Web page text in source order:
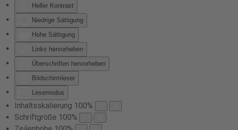
Heller Kontrast
Niedrige Sättigung
Hohe Sättigung
Links hervorheben
Überschriften hervorheben
Bildschirmleser
Lesemodus
Inhaltsskalierung 100%
Schriftgröße 100%